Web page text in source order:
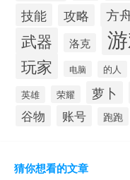
技能 攻略 方
武器 洛克
玩家 电脑 的人
英雄 荣耀 萝卜
谷物 账号 跑跑
猜你想看的文章